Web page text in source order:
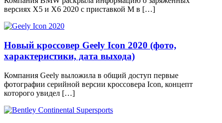
версиях X5 и Х6 2020 с приставкой M в […]
Новый кроссовер Geely Icon 2020 (фото,
характеристики, дата выхода)
Компания Geely выложила в общий доступ первые
фотографии серийной версии кроссовера Icon, концепт
которого увидел […]